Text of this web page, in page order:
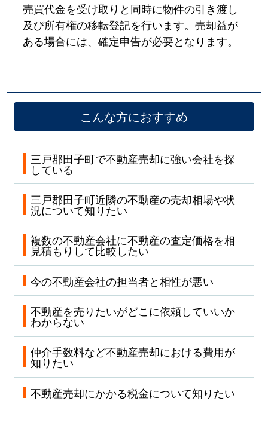
売買代金を受け取りと同時に物件の引き渡し
及び所有権の移転登記を行います。売却益が
ある場合には、確定申告が必要となります。
こんな方におすすめ
三戸郡田子町で不動産売却に強い会社を探
している
三戸郡田子町近隣の不動産の売却相場や状
況について知りたい
複数の不動産会社に不動産の査定価格を相
見積もりして比較したい
今の不動産会社の担当者と相性が悪い
不動産を売りたいがどこに依頼していいか
わからない
仲介手数料など不動産売却における費用が
知りたい
不動産売却にかかる税金について知りたい